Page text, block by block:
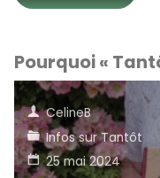
?"
Pourquoi «
CelineB
Infos sur Tantôt
25 mai 2024